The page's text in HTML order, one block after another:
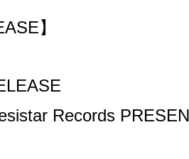
】
Records